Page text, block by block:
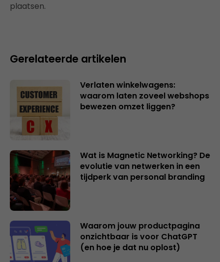
plaatsen.
Gerelateerde artikelen
Verlaten winkelwagens:
waarom laten zoveel webshops
bewezen omzet liggen?
Wat is Magnetic Networking? De
evolutie van netwerken in een
tijdperk van personal branding
Waarom jouw productpagina
onzichtbaar is voor ChatGPT
(en hoe je dat nu oplost)